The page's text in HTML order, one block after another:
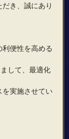
き、誠にあり
便性を高める
して、最適化
実施させてい